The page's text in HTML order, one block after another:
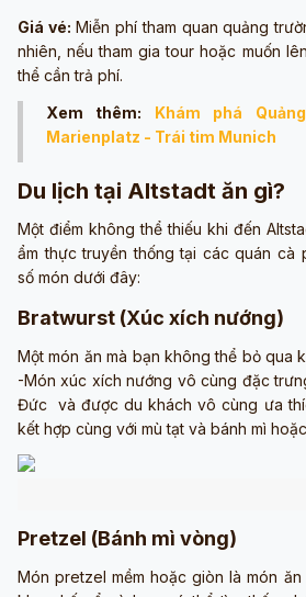
Giá vé: Miễn phí tham quan quảng
nhiên, nếu tham gia tour hoặc muốn
thể cần trả phí.
Xem thêm: Khám phá
Marienplatz - Trái tim Munich
Du lịch tại Altstadt ăn gì?
Một điểm không thể thiếu khi đến
ẩm thực truyền thống tại các quán cà
số món dưới đây:
Bratwurst (Xúc xích nướng)
Một món ăn mà bạn không thể bỏ qua
-Món xúc xích nướng vô cùng đặc
Đức và được du khách vô cùng ưa
kết hợp cùng với mù tạt và bánh mì
Pretzel (Bánh mì vòng)
Món pretzel mềm hoặc giòn là món